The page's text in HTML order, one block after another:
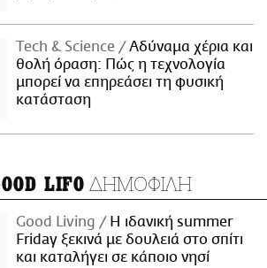
Τech & Science
Αδύναμα χέρια και
θολή όραση: Πώς η τεχνολογία
μπορεί να επηρεάσει τη φυσική
κατάσταση
LIFO ΔΗΜΟΦΙΛΗ
Good Living
Η ιδανική summer
Friday ξεκινά με δουλειά στο σπίτι
και καταλήγει σε κάποιο νησί